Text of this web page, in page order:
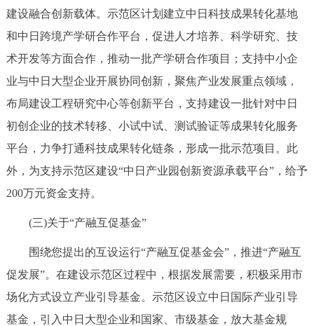
建设融合创新载体。示范区计划建立中日科技成果转化基地
和中日跨境产学研合作平台，促进人才培养、科学研究、技
术开发等方面合作，推动一批产学研合作项目；支持中小企
业与中日大型企业开展协同创新，聚焦产业发展重点领域，
布局建设工程研究中心等创新平台，支持建设一批针对中日
初创企业的技术转移、小试中试、测试验证等成果转化服务
平台，力争打通科技成果转化链条，形成一批示范项目。此
外，为支持示范区建设“中日产业园创新资源承载平台”，给予
200万元资金支持。
(三)关于“产融互促基金”
围绕您提出的互设运行“产融互促基金会”，推进“产融互
促发展”。在建设示范区过程中，根据发展需要，积极采用市
场化方式设立产业引导基金。示范区设立中日国际产业引导
基金，引入中日大型企业和国家、市级基金，放大基金规